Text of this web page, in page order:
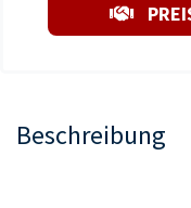
Beschreibung